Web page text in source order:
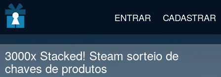
ENTRAR CADASTRAR
3000x Stacked! Steam sorteio de
chaves de produtos